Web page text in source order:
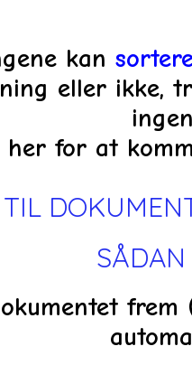
kan
eller ikke,
her for at
frem